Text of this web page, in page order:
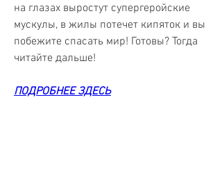
на глазах выростут супергеройские
мускулы, в жилы потечет кипяток и вы
побежите спасать мир! Готовы? Тогда
читайте дальше!
ПОДРОБНЕЕ ЗДЕСЬ